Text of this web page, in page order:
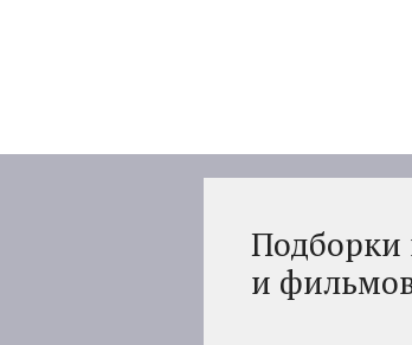
Подборки
и